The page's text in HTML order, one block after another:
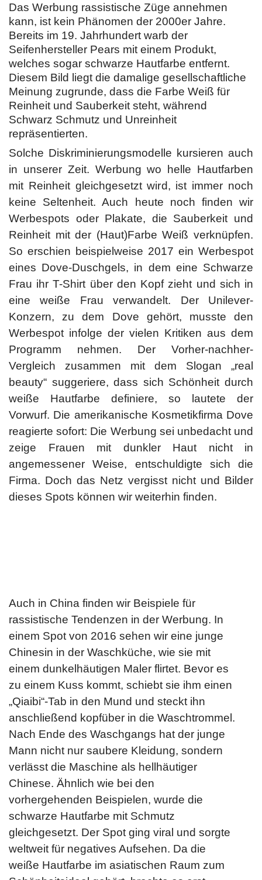
Das Werbung rassistische Züge annehmen
kann, ist kein Phänomen der 2000er Jahre.
Bereits im 19. Jahrhundert warb der
Seifenhersteller Pears mit einem Produkt,
welches sogar schwarze Hautfarbe entfernt.
Diesem Bild liegt die damalige gesellschaftliche
Meinung zugrunde, dass die Farbe Weiß für
Reinheit und Sauberkeit steht, während
Schwarz Schmutz und Unreinheit
repräsentierten.
Solche Diskriminierungsmodelle kursieren auch
in unserer Zeit. Werbung wo helle Hautfarben
mit Reinheit gleichgesetzt wird, ist immer noch
keine Seltenheit. Auch heute noch finden wir
Werbespots oder Plakate, die Sauberkeit und
Reinheit mit der (Haut)Farbe Weiß verknüpfen.
So erschien beispielweise 2017 ein Werbespot
eines Dove-Duschgels, in dem eine Schwarze
Frau ihr T-Shirt über den Kopf zieht und sich in
eine weiße Frau verwandelt. Der Unilever-
Konzern, zu dem Dove gehört, musste den
Werbespot infolge der vielen Kritiken aus dem
Programm nehmen. Der Vorher-nachher-
Vergleich zusammen mit dem Slogan „real
beauty“ suggeriere, dass sich Schönheit durch
weiße Hautfarbe definiere, so lautete der
Vorwurf. Die amerikanische Kosmetikfirma Dove
reagierte sofort: Die Werbung sei unbedacht und
zeige Frauen mit dunkler Haut nicht in
angemessener Weise, entschuldigte sich die
Firma. Doch das Netz vergisst nicht und Bilder
dieses Spots können wir weiterhin finden.
Auch in China finden wir Beispiele für
rassistische Tendenzen in der Werbung. In
einem Spot von 2016 sehen wir eine junge
Chinesin in der Waschküche, wie sie mit
einem dunkelhäutigen Maler flirtet. Bevor es
zu einem Kuss kommt, schiebt sie ihm einen
„Qiaibi“-Tab in den Mund und steckt ihn
anschließend kopfüber in die Waschtrommel.
Nach Ende des Waschgangs hat der junge
Mann nicht nur saubere Kleidung, sondern
verlässt die Maschine als hellhäutiger
Chinese. Ähnlich wie bei den
vorhergehenden Beispielen, wurde die
schwarze Hautfarbe mit Schmutz
gleichgesetzt. Der Spot ging viral und sorgte
weltweit für negatives Aufsehen. Da die
weiße Hautfarbe im asiatischen Raum zum